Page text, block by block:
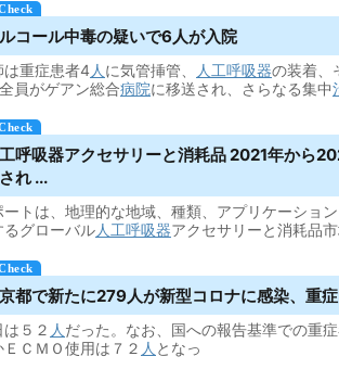
コール中毒の疑いで6人が入院
は重症患者4人 に気管挿管、 人工呼吸器の装着、
全員がゲアン総合病院に移送され、さらなる集中
呼吸器アクセサリーと消耗品 2021年から
れ ...
ートは、地理的な地域、種類、アプリケーショ
るグローバル人工呼吸器アクセサリーと消耗品
都で新たに279人が新型コロナに感染、重
５２ 人 だった。なお、国への報告基準での重
ＥＣＭＯ使用は７２ 人 となっ